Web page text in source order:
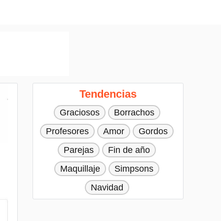
Tendencias
Graciosos
Borrachos
Profesores
Amor
Gordos
Parejas
Fin de año
Maquillaje
Simpsons
Navidad